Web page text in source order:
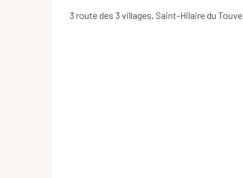
3 route des 3 villages, Saint-Hilaire du